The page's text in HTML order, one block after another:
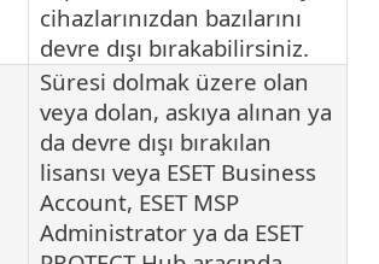
cihazlarınızdan bazılarını
devre dışı bırakabilirsiniz.
Süresi dolmak üzere olan
veya dolan, askıya alınan ya
da devre dışı bırakılan
lisansı veya ESET Business
Account, ESET MSP
Administrator ya da ESET